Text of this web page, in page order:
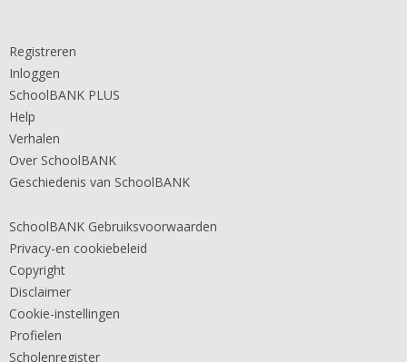
Registreren
Inloggen
SchoolBANK PLUS
Help
Verhalen
Over SchoolBANK
Geschiedenis van SchoolBANK
SchoolBANK Gebruiksvoorwaarden
Privacy-en cookiebeleid
Copyright
Disclaimer
Cookie-instellingen
Profielen
Scholenregister